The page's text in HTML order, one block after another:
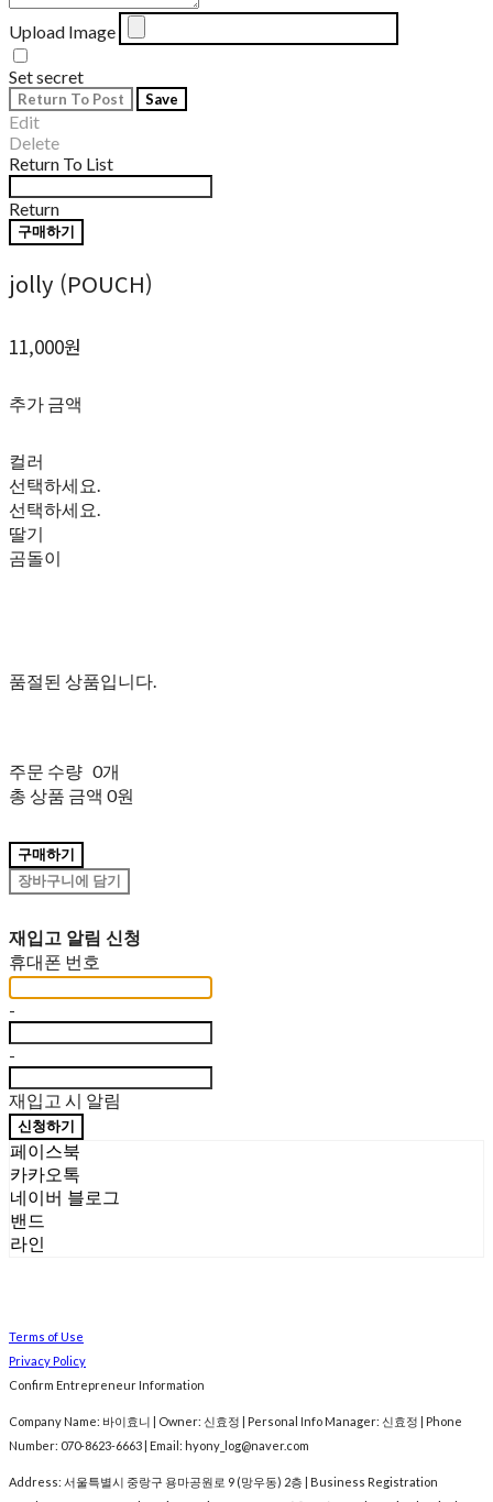
Upload Image
Set secret
Return To Post Save
Edit
Delete
Return To List
Return
구매하기
jolly (POUCH)
11,000원
추가 금액
컬러
선택하세요.
선택하세요.
딸기
곰돌이
품절된 상품입니다.
주문 수량 0개
총 상품 금액 0원
구매하기
장바구니에 담기
재입고 알림 신청
휴대폰 번호
-
-
재입고 시 알림
신청하기
페이스북
카카오톡
네이버 블로그
밴드
라인
Terms of Use
Privacy Policy
Confirm Entrepreneur Information
Company Name: 바이효니 | Owner: 신효정 | Personal Info Manager: 신효정 | Phone
Number: 070-8623-6663 | Email: hyony_log@naver.com
Address: 서울특별시 중랑구 용마공원로 9 (망우동) 2층 | Business Registration